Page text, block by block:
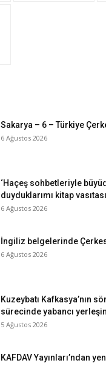
Sakarya – 6 – Türkiye
6 Ağustos 2026
‘Haçeş sohbetleriyle
duyduklarımı kitap
6 Ağustos 2026
İngiliz belgelerinde
6 Ağustos 2026
Kuzeybatı Kafkasya’nın
sürecinde yabancı
5 Ağustos 2026
KAFDAV Yayınları’ndan